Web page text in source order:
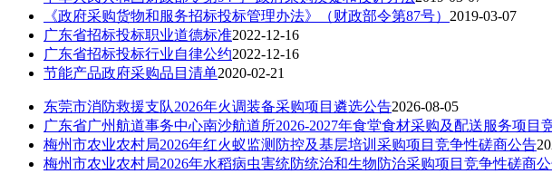
《政府采购货物和服务招标投标管理办法》（财政部令第87号） 2019-03-07
广东省招标投标职业道德标准2022-12-16
广东省招标投标行业自律公约2022-12-16
节能产品政府采购品目清单2020-02-21
东莞市消防救援支队2026年火调装备采购项目遴选公告2026-08-05
广东省广州航道事务中心南沙航道所2026-2027年食堂食材采购及配送服务项目
梅州市农业农村局2026年红火蚁监测防控及基层培训采购项目竞争性磋商公告
梅州市农业农村局2026年水稻病虫害统防统治和生物防治采购项目竞争性磋商